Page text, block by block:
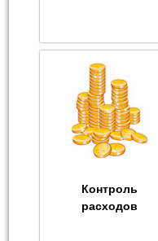
Контроль
расходов